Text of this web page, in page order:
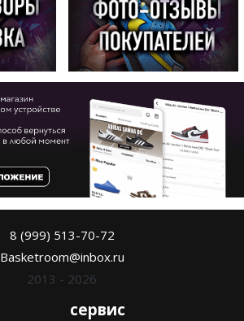
8 (999) 513-70-72
Basketroom@inbox.ru
2013 - 2026
сервис